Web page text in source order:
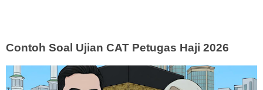
Contoh Soal Ujian CAT Petugas Haji 2026